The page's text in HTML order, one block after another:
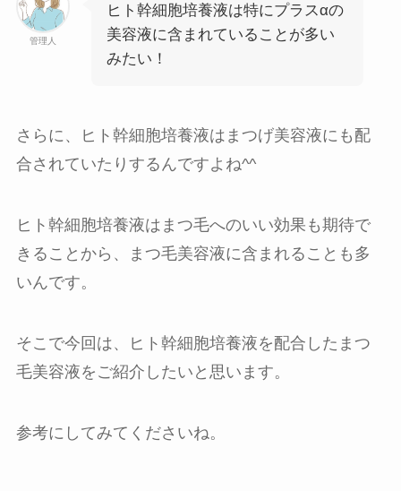
管理人
ヒト幹細胞培養液は特にプラスαの
美容液に含まれていることが多い
みたい！
さらに、ヒト幹細胞培養液はまつげ美容液にも配
合されていたりするんですよね^^
ヒト幹細胞培養液はまつ毛へのいい効果も期待で
きることから、まつ毛美容液に含まれることも多
いんです。
そこで今回は、ヒト幹細胞培養液を配合したまつ
毛美容液をご紹介したいと思います。
参考にしてみてくださいね。